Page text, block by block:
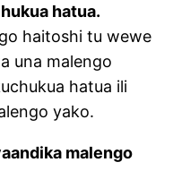
hatua.
haitoshi tu wewe
una malengo
hatua ili
yako.
malengo